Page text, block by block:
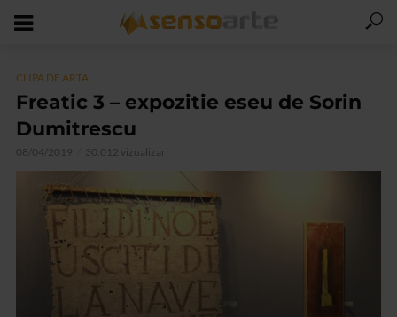
CLIPA DE ARTA
Freatic 3 – expozitie eseu de Sorin
Dumitrescu
08/04/2019 30.012 vizualizari